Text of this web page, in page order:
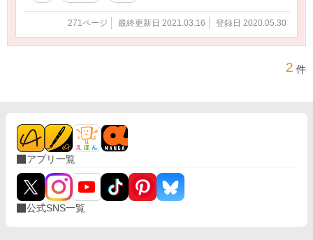
271ページ 最終更新日 2021.03.16 登録日 2020.05.30
2 件
アプリ一覧
公式SNS一覧